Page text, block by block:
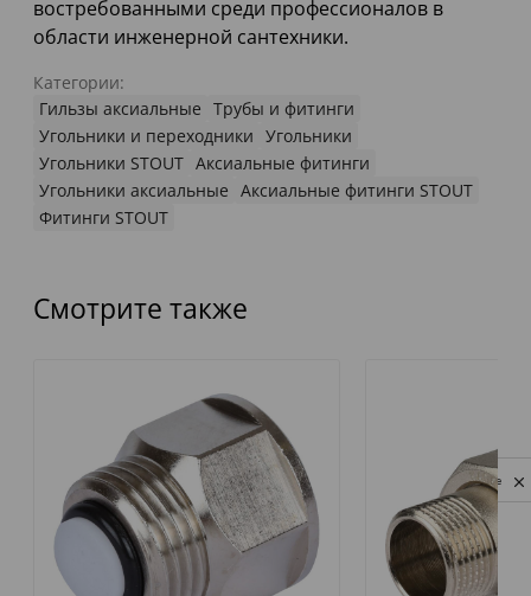
востребованными среди профессионалов в
области инженерной сантехники.
Категории:
Гильзы аксиальные Трубы и фитинги
Угольники и переходники Угольники
Угольники STOUT Аксиальные фитинги
Угольники аксиальные Аксиальные фитинги STOUT
Фитинги STOUT
Смотрите также
Privacy notice